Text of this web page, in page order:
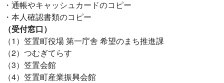
・通帳やキャッシュカードのコピー
・本人確認書類のコピー
（受付窓口）
（1）笠置町役場 第一庁舎 希望のまち推進課
（2）つむぎてらす
（3）笠置会館
（4）笠置町産業振興会館